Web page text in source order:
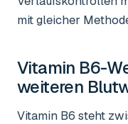
mit gleicher
Vitamin B6-
weiteren
Vitamin B6 steht